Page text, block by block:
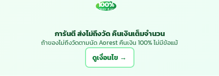
100%
MONEY BACK
การันตี ส่งไม่ถึงวัด คืนเงินเต็มจำนวน
ถ้าของไม่ถึงวัดตามนัด Aorest คืนเงิน 100% ไม่มีข้อแม้
ดูเงื่อนไข →